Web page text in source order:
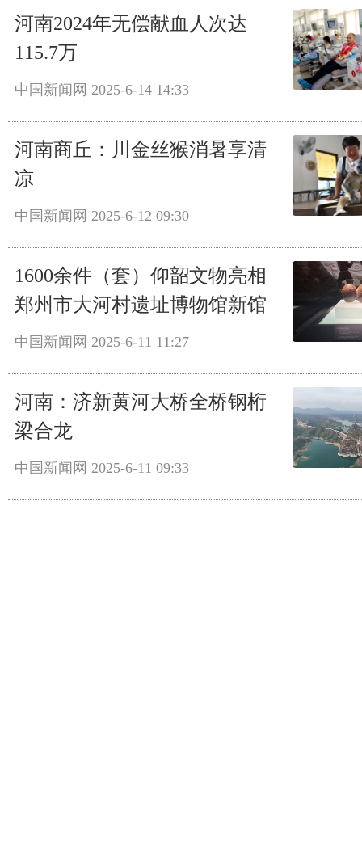
河南2024年无偿献血人次达
115.7万
中国新闻网 2025-6-14 14:33
河南商丘：川金丝猴消暑享清
凉
中国新闻网 2025-6-12 09:30
1600余件（套）仰韶文物亮相
郑州市大河村遗址博物馆新馆
中国新闻网 2025-6-11 11:27
河南：济新黄河大桥全桥钢桁
梁合龙
中国新闻网 2025-6-11 09:33